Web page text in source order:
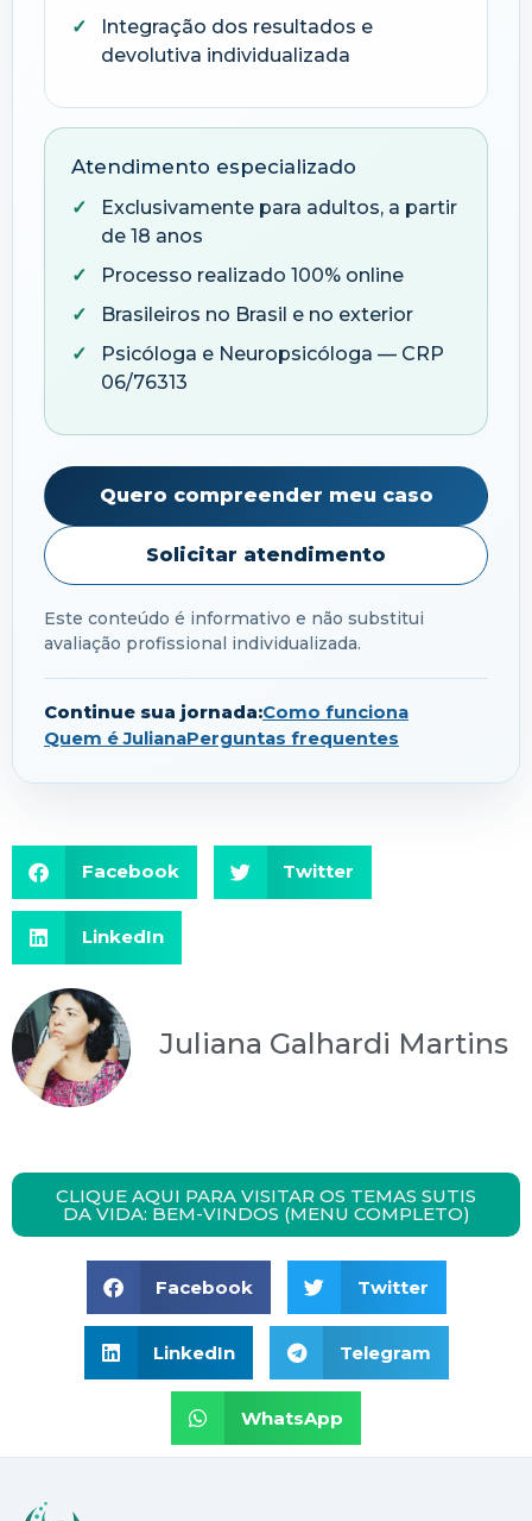
Integração dos resultados e
devolutiva individualizada
Atendimento especializado
Exclusivamente para adultos, a partir
de 18 anos
Processo realizado 100% online
Brasileiros no Brasil e no exterior
Psicóloga e Neuropsicóloga — CRP
06/76313
Quero compreender meu caso
Solicitar atendimento
Este conteúdo é informativo e não substitui
avaliação profissional individualizada.
Continue sua jornada:Como funciona
Quem é JulianaPerguntas frequentes
Facebook Twitter
LinkedIn
Juliana Galhardi Martins
CLIQUE AQUI PARA VISITAR OS TEMAS SUTIS
DA VIDA: BEM-VINDOS (MENU COMPLETO)
Facebook Twitter
LinkedIn Telegram
WhatsApp